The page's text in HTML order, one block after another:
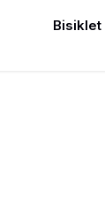
Bisiklet